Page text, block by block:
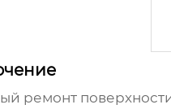
ремонт